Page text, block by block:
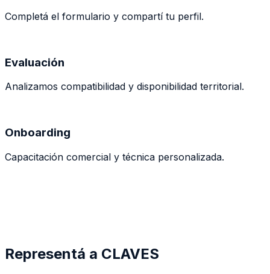
Completá el formulario y compartí tu perfil.
Evaluación
Analizamos compatibilidad y disponibilidad territorial.
Onboarding
Capacitación comercial y técnica personalizada.
Representá a CLAVES